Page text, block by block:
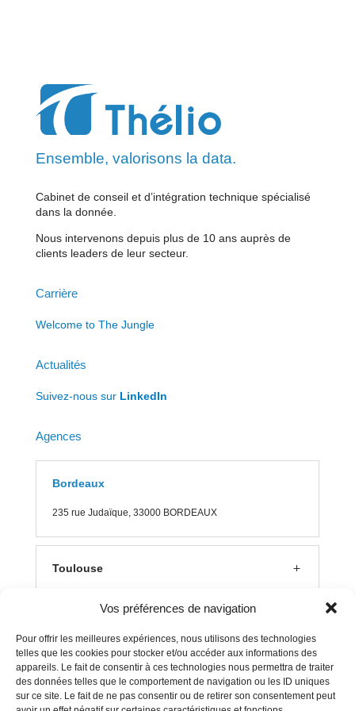
Vos préférences de navigation
Pour offrir les meilleures expériences, nous utilisons des technologies
telles que les cookies pour stocker et/ou accéder aux informations des
appareils. Le fait de consentir à ces technologies nous permettra de traiter
des données telles que le comportement de navigation ou les ID uniques
sur ce site. Le fait de ne pas consentir ou de retirer son consentement peut
Ensemble, valorisons la data.
Cabinet de conseil et d’intégration technique spécialisé
dans la donnée.
Nous intervenons depuis plus de 10 ans auprès de
clients leaders de leur secteur.
Carrière
Welcome to The Jungle
Actualités
Suivez-nous sur LinkedIn
Agences
Bordeaux
235 rue Judaïque, 33000 BORDEAUX
Toulouse
Aix en Provence